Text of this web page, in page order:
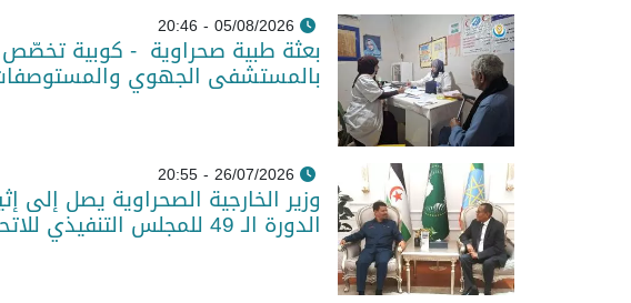
05/08/2026 - 20:46
بعثة طبية صحراوية - كوبية
بالمستشفى الجهوي والمستوصفات
26/07/2026 - 20:55
وزير الخارجية الصحراوية يصل إلى
الدورة الـ 49 للمجلس التنفيذي للاتحاد الإفريقي